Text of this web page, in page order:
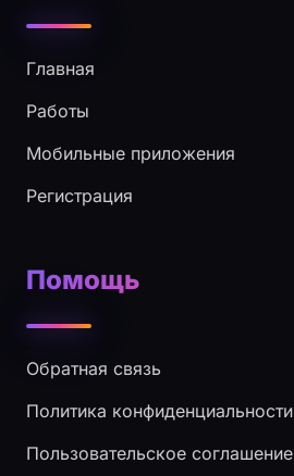
Главная
Работы
Мобильные приложения
Регистрация
Помощь
Обратная связь
Политика конфиденциальности
Пользовательское соглашение